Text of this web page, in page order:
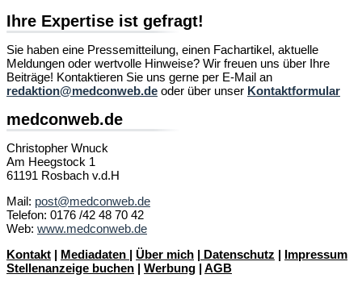
Ihre Expertise ist gefragt!
Sie haben eine Pressemitteilung, einen Fachartikel, aktuelle
Meldungen oder wertvolle Hinweise? Wir freuen uns über Ihre
Beiträge! Kontaktieren Sie uns gerne per E-Mail an
redaktion@medconweb.de oder über unser Kontaktformular
medconweb.de
Christopher Wnuck
Am Heegstock 1
61191 Rosbach v.d.H
Mail: post@medconweb.de
Telefon: 0176 /42 48 70 42
Web: www.medconweb.de
Kontakt | Mediadaten | Über mich | Datenschutz | Impressum
Stellenanzeige buchen | Werbung | AGB